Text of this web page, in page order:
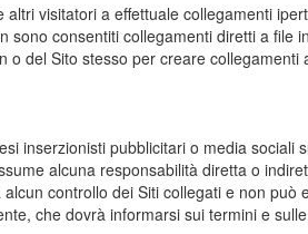
visitatori a effettuale collegamenti
sono consentiti collegamenti diretti a
del Sito stesso per creare
inserzionisti pubblicitari o media
alcuna responsabilità diretta o
controllo dei Siti collegati e non
che dovrà informarsi sui termini e